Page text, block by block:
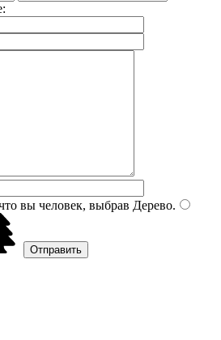
вы человек, выбрав Дерево.